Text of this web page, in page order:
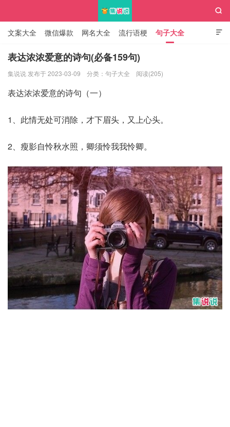

文案大全 微信爆款 网名大全 流行语梗 句子大全
知识大全

表达浓浓爱意的诗句(必备159句)
集说说 发布于 2023-03-09 分类： 句子大全 阅读(205)
表达浓浓爱意的诗句（一）
1、此情无处可消除，才下眉头，又上心头。
2、瘦影自怜秋水照，卿须怜我我怜卿。